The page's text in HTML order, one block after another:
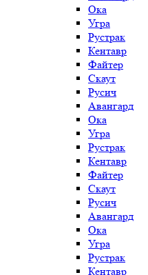
Ока
Угра
Рустрак
Кентавр
Файтер
Скаут
Русич
Авангард
Ока
Угра
Рустрак
Кентавр
Файтер
Скаут
Русич
Авангард
Ока
Угра
Рустрак
Кентавр